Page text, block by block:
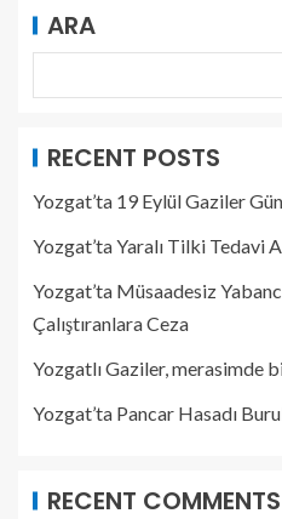
ARA
RECENT POSTS
Yozgat’ta 19 Eylül Gaziler
Yozgat’ta Yaralı Tilki Tedavi
Yozgat’ta Müsaadesiz
Çalıştıranlara Ceza
Yozgatlı Gaziler, merasimde
Yozgat’ta Pancar Hasadı
RECENT COMMENTS